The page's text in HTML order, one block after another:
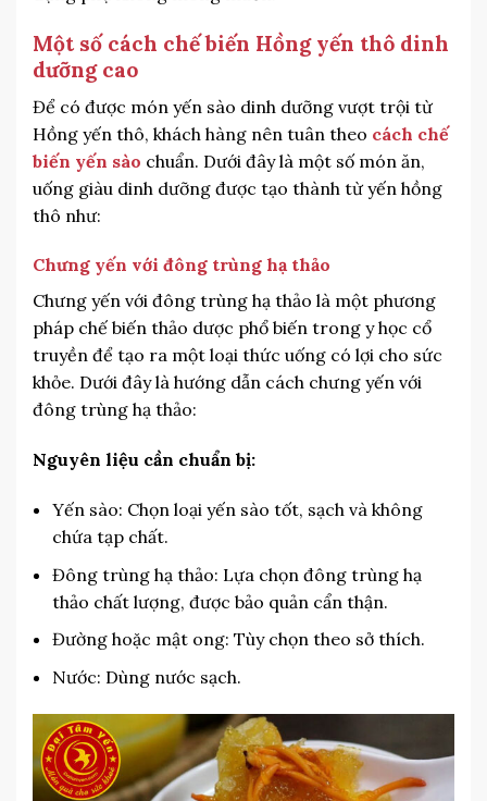
Một số cách chế biến Hồng yến thô dinh
dưỡng cao
Để có được món yến sào dinh dưỡng vượt trội từ
Hồng yến thô, khách hàng nên tuân theo cách chế
biến yến sào chuẩn. Dưới đây là một số món ăn,
uống giàu dinh dưỡng được tạo thành từ yến hồng
thô như:
Chưng yến với đông trùng hạ thảo
Chưng yến với đông trùng hạ thảo là một phương
pháp chế biến thảo dược phổ biến trong y học cổ
truyền để tạo ra một loại thức uống có lợi cho sức
khỏe. Dưới đây là hướng dẫn cách chưng yến với
đông trùng hạ thảo:
Nguyên liệu cần chuẩn bị:
Yến sào: Chọn loại yến sào tốt, sạch và không
chứa tạp chất.
Đông trùng hạ thảo: Lựa chọn đông trùng hạ
thảo chất lượng, được bảo quản cẩn thận.
Đường hoặc mật ong: Tùy chọn theo sở thích.
Nước: Dùng nước sạch.